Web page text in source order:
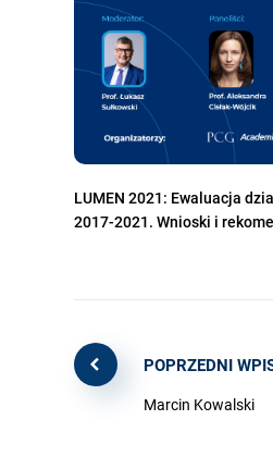
LUMEN 2021: Ewaluacja
2017-2021. Wnioski i
POPRZEDNI
Marcin Kowalski